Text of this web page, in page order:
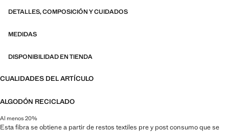
DETALLES, COMPOSICIÓN Y CUIDADOS
MEDIDAS
DISPONIBILIDAD EN TIENDA
CUALIDADES DEL ARTÍCULO
ALGODÓN RECICLADO
Al menos 20%
Esta fibra se obtiene a partir de restos textiles pre y post consumo que se